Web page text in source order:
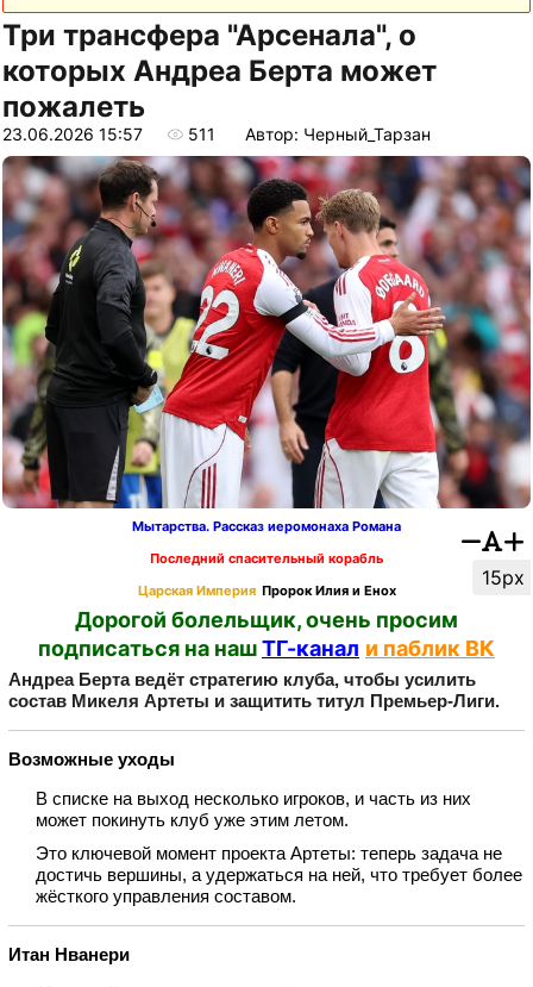
Три трансфера "Арсенала", о
которых Андреа Берта может
пожалеть
23.06.2026 15:57 511 Автор: Черный_Тарзан
15px
Мытарства. Рассказ иеромонаха Романа
Последний спасительный корабль
Царская Империя Пророк Илия и Енох
Дорогой болельщик, очень просим
подписаться на нашТГ-канал и паблик ВК
Андреа Берта ведёт стратегию клуба, чтобы усилить
состав Микеля Артеты и защитить титул Премьер‑Лиги.
Возможные уходы
В списке на выход несколько игроков, и часть из них
может покинуть клуб уже этим летом.
Это ключевой момент проекта Артеты: теперь задача не
достичь вершины, а удержаться на ней, что требует более
жёсткого управления составом.
Итан Нванери